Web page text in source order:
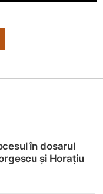
în dosarul
și Horațiu